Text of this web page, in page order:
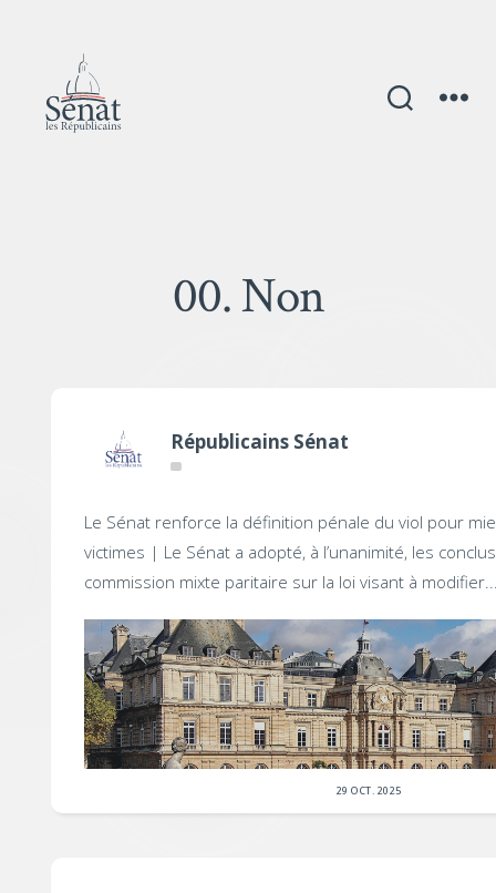
00. Non
Républicains Sénat
Le Sénat renforce la définition pénale du viol pour
victimes | Le Sénat a adopté, à l’unanimité, les
commission mixte paritaire sur la loi visant à
29 OCT. 2025